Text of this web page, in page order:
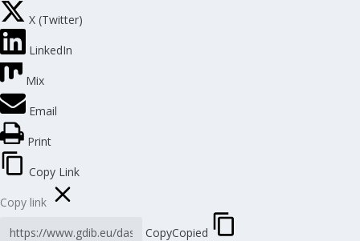
X (Twitter)
LinkedIn
Mix
Email
Print
Copy Link
Copy link
CopyCopied